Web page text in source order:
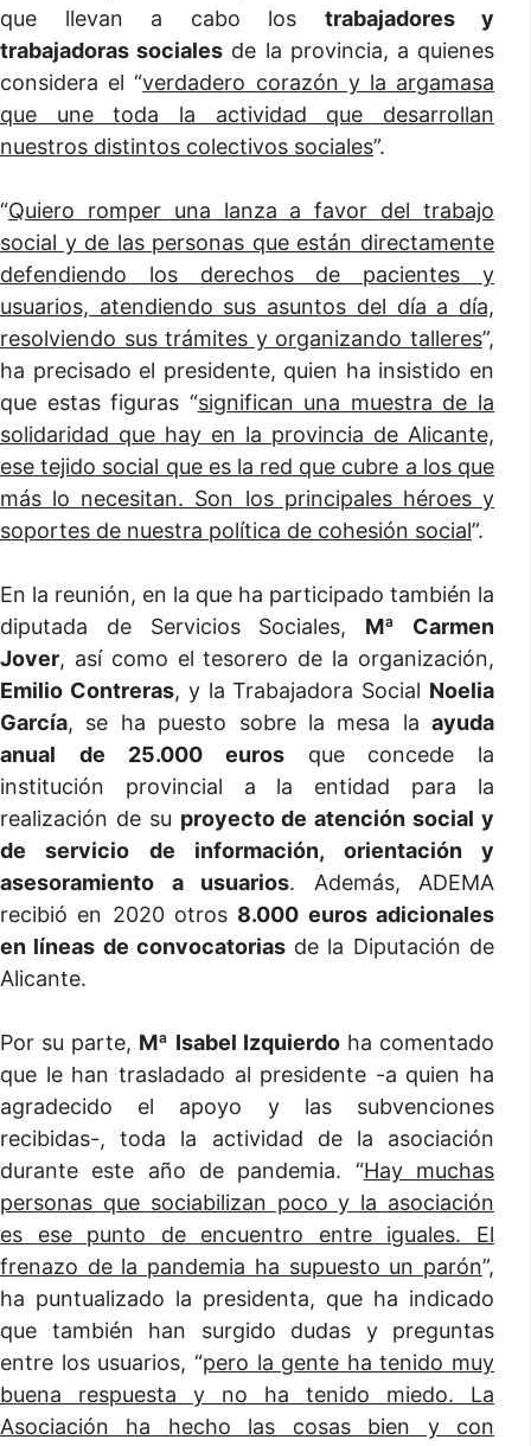
que llevan a cabo los trabajadores y
trabajadoras sociales de la provincia, a quienes
considera el “verdadero corazón y la argamasa
que une toda la actividad que desarrollan
nuestros distintos colectivos sociales”.
“Quiero romper una lanza a favor del trabajo
social y de las personas que están directamente
defendiendo los derechos de pacientes y
usuarios, atendiendo sus asuntos del día a día,
resolviendo sus trámites y organizando talleres”,
ha precisado el presidente, quien ha insistido en
que estas figuras “significan una muestra de la
solidaridad que hay en la provincia de Alicante,
ese tejido social que es la red que cubre a los que
más lo necesitan. Son los principales héroes y
soportes de nuestra política de cohesión social”.
En la reunión, en la que ha participado también la
diputada de Servicios Sociales, Mª Carmen
Jover, así como el tesorero de la organización,
Emilio Contreras, y la Trabajadora Social Noelia
García, se ha puesto sobre la mesa la ayuda
anual
de 25.000 euros que concede la
institución provincial a la entidad para la
realización de su proyecto de atención social y
de servicio de información, orientación y
asesoramiento a usuarios. Además, ADEMA
recibió en 2020 otros 8.000 euros adicionales
en líneas de convocatoriasde la Diputación de
Alicante.
Por su parte, Mª Isabel Izquierdoha comentado
que le han trasladado al presidente -a quien ha
agradecido el apoyo y las subvenciones
recibidas-, toda la actividad de la asociación
durante este año de pandemia. “Hay muchas
personas que sociabilizan poco y la asociación
es ese punto de encuentro entre iguales. El
frenazo de la pandemia ha supuesto un parón”,
ha puntualizado la presidenta, que ha indicado
que también han surgido dudas y preguntas
entre los usuarios, “pero la gente ha tenido muy
buena respuesta y no ha tenido miedo. La
Asociación ha hecho las cosas bien y con